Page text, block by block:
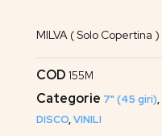
MILVA ( Solo Copertina )
COD 155M
Categorie 7" (45 giri),
DISCO,VINILI